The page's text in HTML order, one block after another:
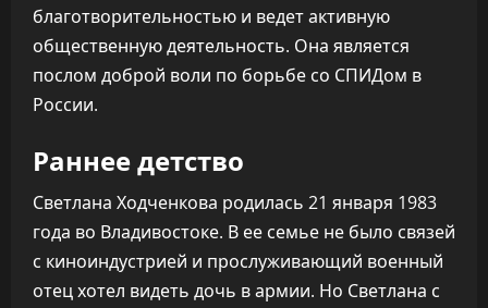
благотворительностью и ведет активную
общественную деятельность. Она является
послом доброй воли по борьбе со СПИДом в
России.
Раннее детство
Светлана Ходченкова родилась 21 января 1983
года во Владивостоке. В ее семье не было связей
с киноиндустрией и прослуживающий военный
отец хотел видеть дочь в армии. Но Светлана с